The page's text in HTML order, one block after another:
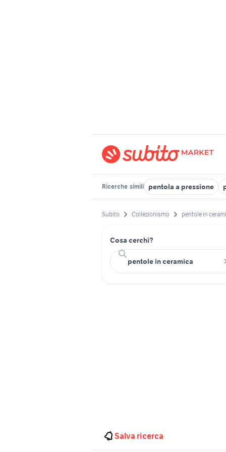
Ricerche simili pentola a pressione
Subito Collezionismo pentole in
Cosa cerchi?
Salva ricerca